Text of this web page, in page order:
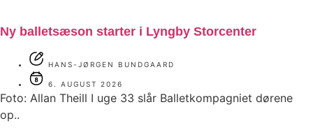
Ny balletsæson starter i Lyngby Storcenter
HANS-JØRGEN BUNDGAARD
6. AUGUST 2026
Foto: Allan Theill I uge 33 slår Balletkompagniet dørene
op..